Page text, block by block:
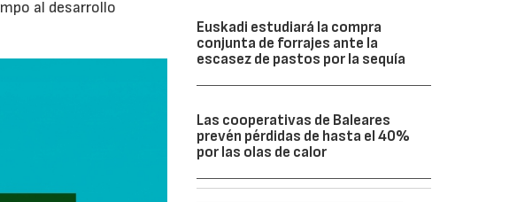
al desarrollo
Euskadi estudiará la compra
conjunta de forrajes ante la
escasez de pastos por la sequía
Las cooperativas de Baleares
prevén pérdidas de hasta el 40%
por las olas de calor